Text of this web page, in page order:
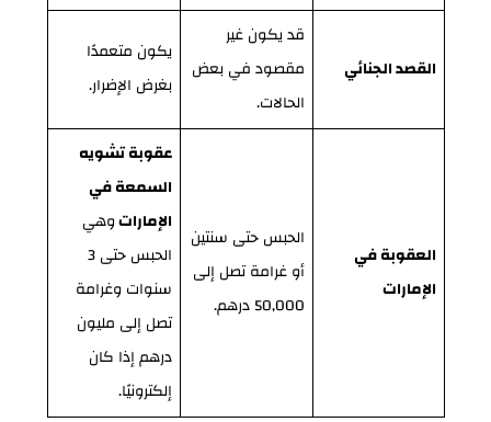
القصد الجنائي
قد يكون غير
مقصود في بعض
الحالات.
يكون متعمدًا
بغرض الإضرار.
العقوبة في
الإمارات
الحبس حتى سنتين
أو غرامة تصل إلى
50,000 درهم.
عقوبة تشويه
السمعة في
الإماراتوهي
الحبس حتى 3
سنوات وغرامة
تصل إلى مليون
درهم إذا كان
إلكترونيًا.